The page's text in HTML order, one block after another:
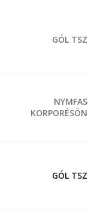
GÓL TSZ
NYMFAS
KORPORÉSÖN
GÓL TSZ